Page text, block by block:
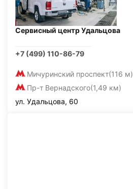
Сервисный центр Удальцова
+7 (499) 110-86-79
Мичуринский проспект(116 м)
Пр-т Вернадского(1,49 км)
ул. Удальцова, 60